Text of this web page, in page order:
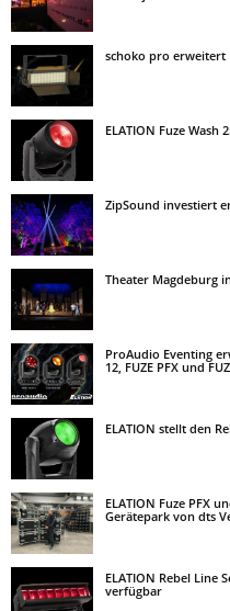
schoko pro erweitert
ELATION Fuze
ZipSound investiert
Theater Magdeburg
ProAudio Eventing
12, FUZE PFX und
ELATION stellt den
ELATION Fuze PFX
Gerätepark von dts
ELATION Rebel Line
verfügbar